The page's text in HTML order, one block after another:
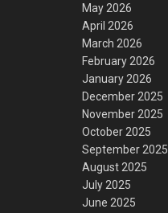
May 2026
April 2026
March 2026
February 2026
January 2026
December 2025
November 2025
October 2025
September 2025
August 2025
July 2025
June 2025